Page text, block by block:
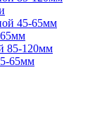
45-65мм
85-120мм
65мм